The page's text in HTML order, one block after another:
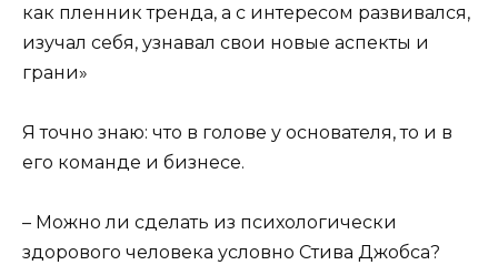
как пленник тренда, а с интересом развивался,
изучал себя, узнавал свои новые аспекты и
грани»
Я точно знаю: что в голове у основателя, то и в
его команде и бизнесе.
– Можно ли сделать из психологически
здорового человека условно Стива Джобса?